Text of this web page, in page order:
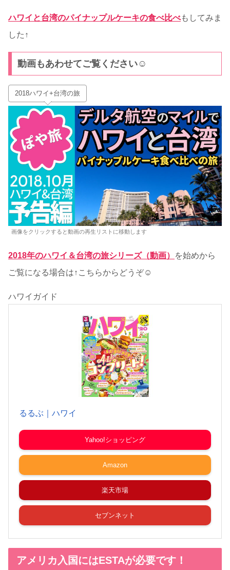
ハワイと台湾のパイナップルケーキの食べ比べもしてみま
した↑
動画もあわせてご覧ください☺
2018ハワイ+台湾の旅
画像をクリックすると動画の再生リストに移動します
2018年のハワイ＆台湾の旅シリーズ（動画）
を始めから
ご覧になる場合は↑こちらからどうぞ☺
ハワイガイド
るるぶ｜ハワイ
Yahoo!ショッピング
Amazon
楽天市場
セブンネット
アメリカ入国にはESTAが必要です！